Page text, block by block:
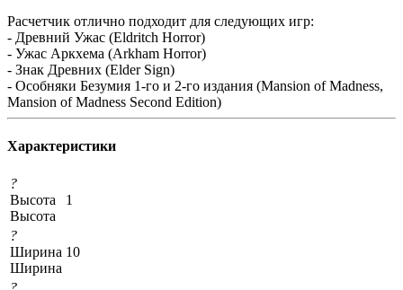
Расчетчик отлично подходит для следующих игр:
- Древний Ужас (Eldritch Horror)
- Ужас Аркхема (Arkham Horror)
- Знак Древних (Elder Sign)
- Особняки Безумия 1-го и 2-го издания (Mansion of Madness,
Mansion of Madness Second Edition)
Характеристики
?
Высота
Высота
1
?
Ширина
Ширина
10